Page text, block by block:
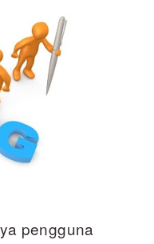
pengguna